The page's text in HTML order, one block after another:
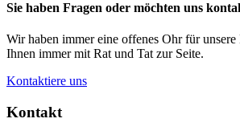
Sie haben Fragen oder möchten uns
Wir haben immer eine offenes Ohr für
Ihnen immer mit Rat und Tat zur Seite.
Kontaktiere uns
Kontakt